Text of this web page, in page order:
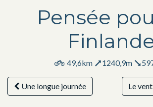
Pensée
49,6km 1240,9m
Une longue journée Le